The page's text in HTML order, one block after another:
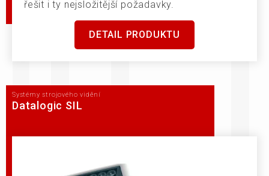
řešit i ty nejsložitější požadavky.
DETAIL PRODUKTU
Systémy strojového vidění
Datalogic SIL